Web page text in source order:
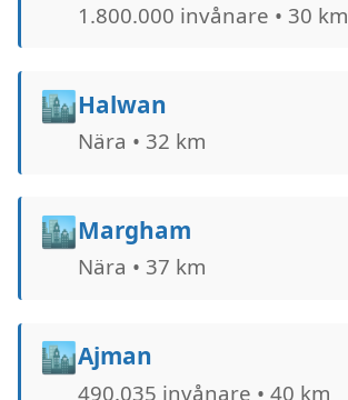
1.800.000 invånare • 30 km
🏙️Halwan
Nära • 32 km
🏙️Margham
Nära • 37 km
🏙️Ajman
490.035 invånare • 40 km